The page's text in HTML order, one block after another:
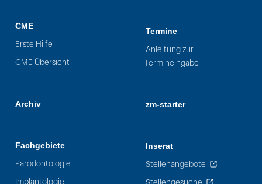
CME
Erste Hilfe
CME Übersicht
Archiv
Fachgebiete
Parodontologie
Implantologie
Termine
Anleitung zur
Termineingabe
zm-starter
Inserat
Stellenangebote